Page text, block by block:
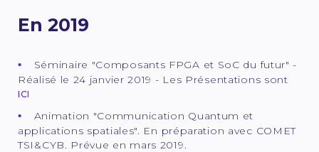
En 2019
Séminaire "Composants FPGA et SoC du futur" -
Réalisé le 24 janvier 2019 - Les Présentations sont
ICI
Animation "Communication Quantum et
applications spatiales". En préparation avec COMET
TSI&CYB. Prévue en mars 2019.